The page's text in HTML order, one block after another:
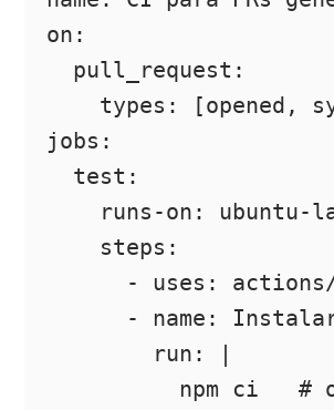
on:
  pull_request:
types: [opened,
jobs:
  test:
runs-on: ubuntu-
    steps:
- uses:
- name:
        run: |
npm ci   #